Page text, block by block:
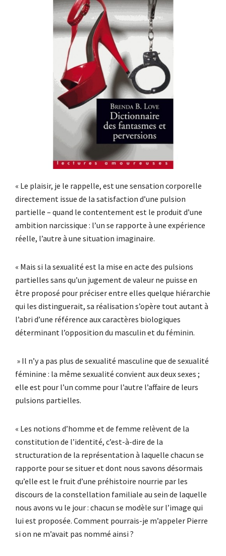
« Le plaisir, je le rappelle, est une sensation corporelle
directement issue de la satisfaction d’une pulsion
partielle – quand le contentement est le produit d’une
ambition narcissique : l’un se rapporte à une expérience
réelle, l’autre à une situation imaginaire.
« Mais si la sexualité est la mise en acte des pulsions
partielles sans qu’un jugement de valeur ne puisse en
être proposé pour préciser entre elles quelque hiérarchie
qui les distinguerait, sa réalisation s’opère tout autant à
l’abri d’une référence aux caractères biologiques
déterminant l’opposition du masculin et du féminin.
» Il n’y a pas plus de sexualité masculine que de sexualité
féminine : la même sexualité convient aux deux sexes ;
elle est pour l’un comme pour l’autre l’affaire de leurs
pulsions partielles.
« Les notions d’homme et de femme relèvent de la
constitution de l’identité, c’est-à-dire de la
structuration de la représentation à laquelle chacun se
rapporte pour se situer et dont nous savons désormais
qu’elle est le fruit d’une préhistoire nourrie par les
discours de la constellation familiale au sein de laquelle
nous avons vu le jour : chacun se modèle sur l’image qui
lui est proposée. Comment pourrais-je m’appeler Pierre
si on ne m’avait pas nommé ainsi ?